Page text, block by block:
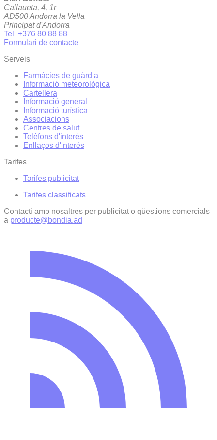
Callaueta, 4, 1r
AD500 Andorra la Vella
Principat d'Andorra
Tel. +376 80 88 88
Formulari de contacte
Serveis
Farmàcies de guàrdia
Informació meteorològica
Cartellera
Informació general
Informació turística
Associacions
Centres de salut
Telèfons d'interès
Enllaços d'interés
Tarifes
Tarifes publicitat
Tarifes classificats
Contacti amb nosaltres per publicitat o qüestions comercials
a producte@bondia.ad